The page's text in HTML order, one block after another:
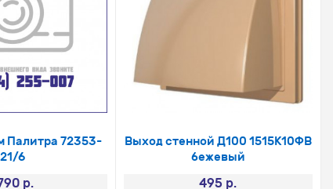
Палитра 72353-
21/6
р.
Выход стенной Д100 1515К10ФВ
бежевый
495 р.